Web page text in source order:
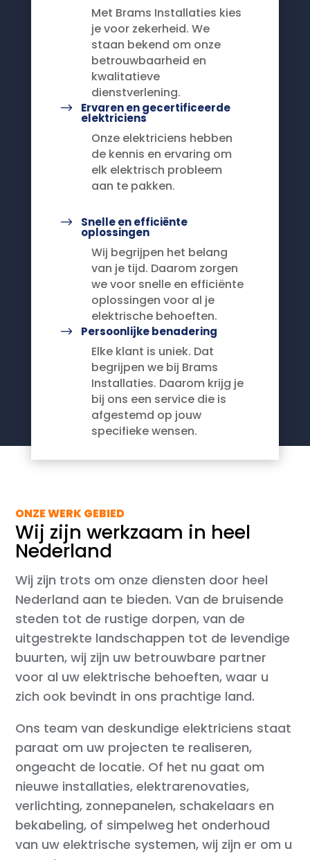
Met Brams Installaties kies
je voor zekerheid. We
staan bekend om onze
betrouwbaarheid en
kwalitatieve
dienstverlening.
$ Ervaren en gecertificeerde
elektriciens
Onze elektriciens hebben
de kennis en ervaring om
elk elektrisch probleem
aan te pakken.
$ Snelle en efficiënte
oplossingen
Wij begrijpen het belang
van je tijd. Daarom zorgen
we voor snelle en efficiënte
oplossingen voor al je
elektrische behoeften.
$ Persoonlijke benadering
Elke klant is uniek. Dat
begrijpen we bij Brams
Installaties. Daarom krijg je
bij ons een service die is
afgestemd op jouw
specifieke wensen.
ONZE WERK GEBIED
Wij zijn werkzaam in heel
Nederland
Wij zijn trots om onze diensten door heel
Nederland aan te bieden. Van de bruisende
steden tot de rustige dorpen, van de
uitgestrekte landschappen tot de levendige
buurten, wij zijn uw betrouwbare partner
voor al uw elektrische behoeften, waar u
zich ook bevindt in ons prachtige land.
Ons team van deskundige elektriciens staat
paraat om uw projecten te realiseren,
ongeacht de locatie. Of het nu gaat om
nieuwe installaties, elektrarenovaties,
verlichting, zonnepanelen, schakelaars en
bekabeling, of simpelweg het onderhoud
van uw elektrische systemen, wij zijn er om u